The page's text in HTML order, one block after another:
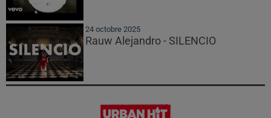
24 octobre 2025
Rauw Alejandro - SILENCIO